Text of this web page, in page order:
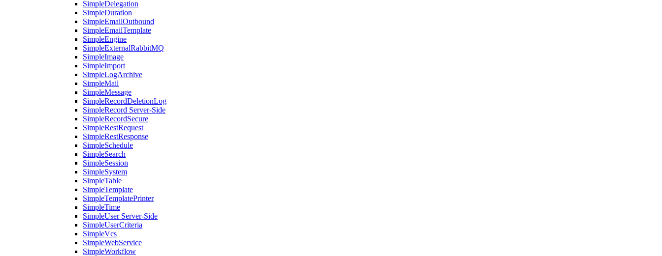
SimpleDelegation
SimpleDuration
SimpleEmailOutbound
SimpleEmailTemplate
SimpleEngine
SimpleExternalRabbitMQ
SimpleImage
SimpleImport
SimpleLogArchive
SimpleMail
SimpleMessage
SimpleRecordDeletionLog
SimpleRecord Server-Side
SimpleRecordSecure
SimpleRestRequest
SimpleRestResponse
SimpleSchedule
SimpleSearch
SimpleSession
SimpleSystem
SimpleTable
SimpleTemplate
SimpleTemplatePrinter
SimpleTime
SimpleUser Server-Side
SimpleUserCriteria
SimpleVcs
SimpleWebService
SimpleWorkflow